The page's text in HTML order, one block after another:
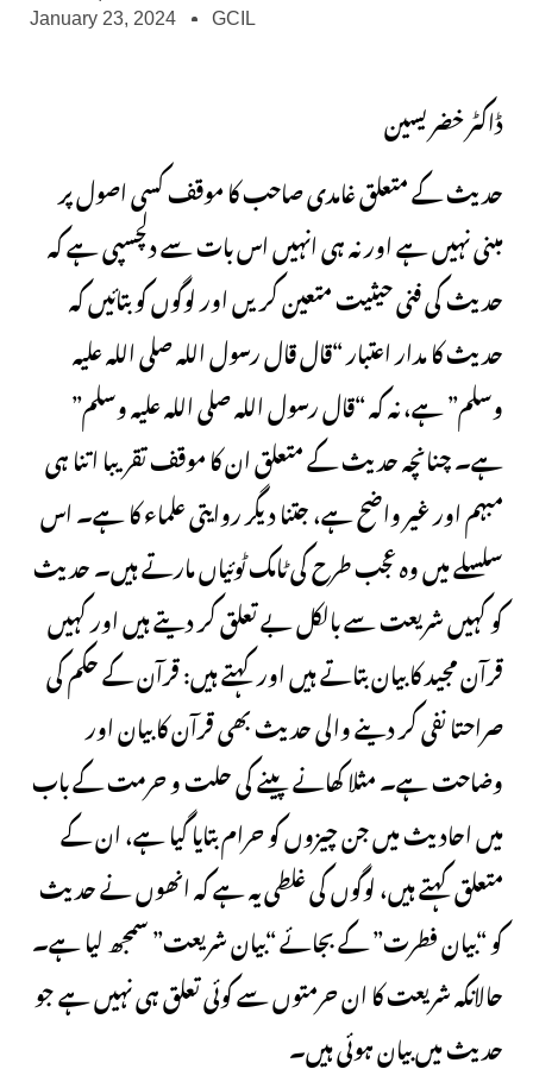
January 23, 2024 GCIL
ڈاکٹر خضر یسین
حدیث کے متعلق غامدی صاحب کا موقف کسی اصول پر
مبنی نہیں ہے اور نہ ہی انہیں اس بات سے دلچسپی ہے کہ
حدیث کی فنی حیثیت متعین کریں اور لوگوں کو بتائیں کہ
حدیث کا مدار اعتبار “قال قال رسول اللہ صلی اللہ علیہ
وسلم” ہے، نہ کہ “قال رسول اللہ صلی اللہ علیہ وسلم”
ہے۔ چنانچہ حدیث کے متعلق ان کا موقف تقریبا اتنا ہی
مبہم اور غیر واضح ہے، جتنا دیگر روایتی علماء کا ہے۔ اس
سلسلے میں وہ عجب طرح کی ٹامک ٹوئیاں مارتے ہیں۔ حدیث
کو کہیں شریعت سے بالکل بے تعلق کر دیتے ہیں اور کہیں
قرآن مجید کا بیان بتاتے ہیں اور کہتے ہیں: قرآن کے حکم کی
صراحتا نفی کر دینے والی حدیث بھی قرآن کا بیان اور
وضاحت ہے۔ مثلا کھانے پینے کی حلت و حرمت کے باب
میں احادیث میں جن چیزوں کو حرام بتایا گیا ہے، ان کے
متعلق کہتے ہیں، لوگوں کی غلطی یہ ہے کہ انھوں نے حدیث
کو “بیان فطرت” کے بجائے “بیان شریعت” سمجھ لیا ہے۔
حالانکہ شریعت کا ان حرمتوں سے کوئی تعلق ہی نہیں ہے جو
حدیث میں بیان ہوئی ہیں۔